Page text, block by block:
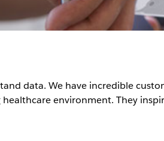
data. We have incredible
environment. They